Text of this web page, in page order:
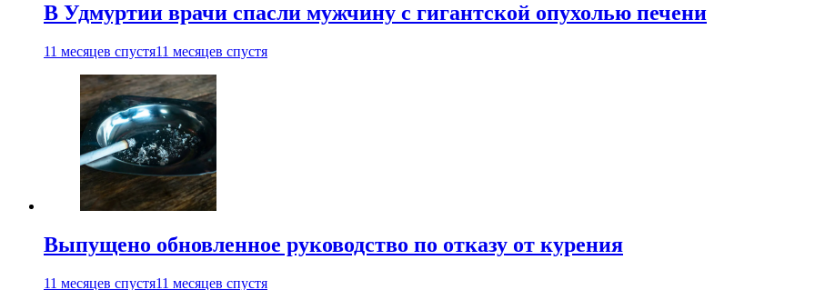
В Удмуртии врачи спасли мужчину с гигантской опухолью печени
11 месяцев спустя11 месяцев спустя
Выпущено обновленное руководство по отказу от курения
11 месяцев спустя11 месяцев спустя